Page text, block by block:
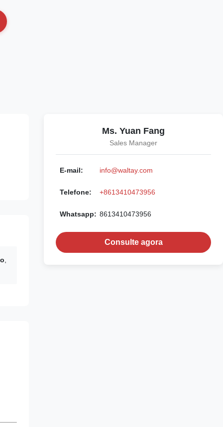
Ms. Yuan Fang
Sales Manager
E-mail: info@waltay.com
Telefone: +8613410473956
Whatsapp: 8613410473956
Consulte agora